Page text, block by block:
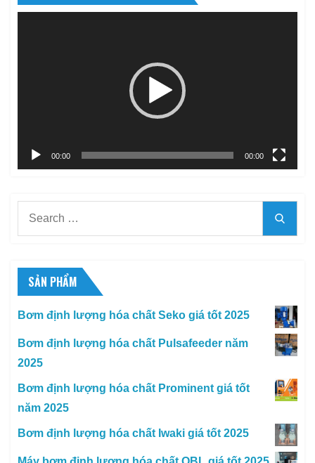
00:00 00:10
SẢN PHẨM
Bơm định lượng hóa chất Seko giá tốt 2025
Bơm định lượng hóa chất Pulsafeeder năm
2025
Bơm định lượng hóa chất Prominent giá tốt
năm 2025
Bơm định lượng hóa chất Iwaki giá tốt 2025